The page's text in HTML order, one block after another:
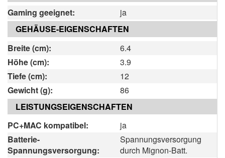
Gaming geeignet:
ja
GEHÄUSE-EIGENSCHAFTEN
Breite (cm):
6.4
Höhe (cm):
3.9
Tiefe (cm):
12
Gewicht (g):
86
LEISTUNGSEIGENSCHAFTEN
PC+MAC kompatibel:
ja
Batterie-
Spannungsversorgung:
Spannungsversorgung
durch Mignon-Batt.